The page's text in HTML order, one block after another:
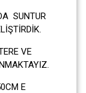
SUNTUR
VE
E